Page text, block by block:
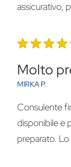
assicurativo,
Molto
MIRKA P.
Consulente
disponibile e
preparato.